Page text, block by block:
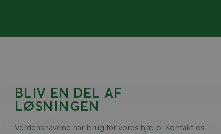
BLIV EN DEL AF
LØSNINGEN
Verdenshavene har brug for vores hjælp. Kontakt os